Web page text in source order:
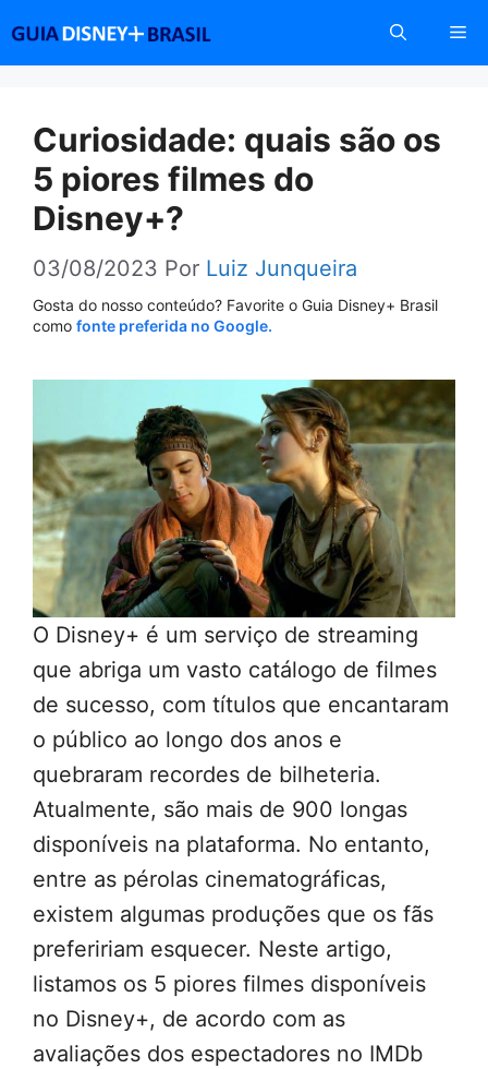
conteúdo
Curiosidade: quais são os
5 piores filmes do
Disney+?
03/08/2023 Por Luiz Junqueira
Gosta do nosso conteúdo? Favorite o Guia Disney+ Brasil
como fonte preferida no Google.
O Disney+ é um serviço de streaming
que abriga um vasto catálogo de filmes
de sucesso, com títulos que encantaram
o público ao longo dos anos e
quebraram recordes de bilheteria.
Atualmente, são mais de 900 longas
disponíveis na plataforma. No entanto,
entre as pérolas cinematográficas,
existem algumas produções que os fãs
prefeririam esquecer. Neste artigo,
listamos os 5 piores filmes disponíveis
no Disney+, de acordo com as
avaliações dos espectadores no IMDb